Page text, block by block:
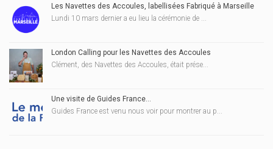
Les Navettes des Accoules, labellisées Fabriqué à Marseille
Lundi 10 mars dernier a eu lieu la cérémonie de ...
London Calling pour les Navettes des Accoules
Clément, des Navettes des Accoules, était prése...
Une visite de Guides France…
Guides France est venu nous voir pour montrer au p...